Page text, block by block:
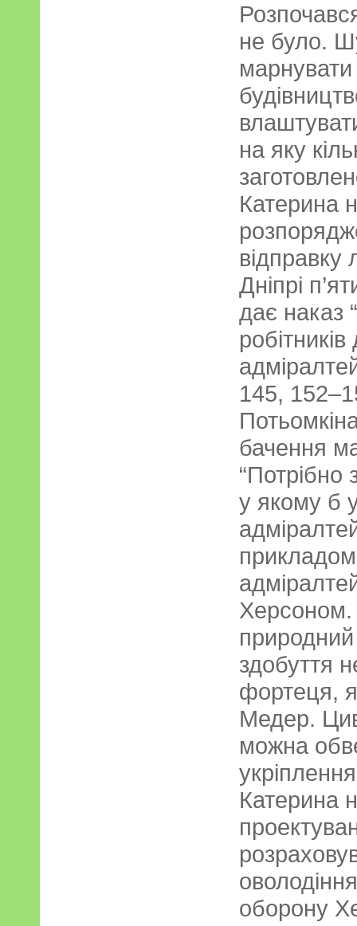
не було.
марнувати
на яку
Катерина
відправку
Дніпрі
дає наказ
145,
бачення
“Потрібно
у якому б
природний
здобуття
фортеця,
Медер.
можна
Катерина
оборону